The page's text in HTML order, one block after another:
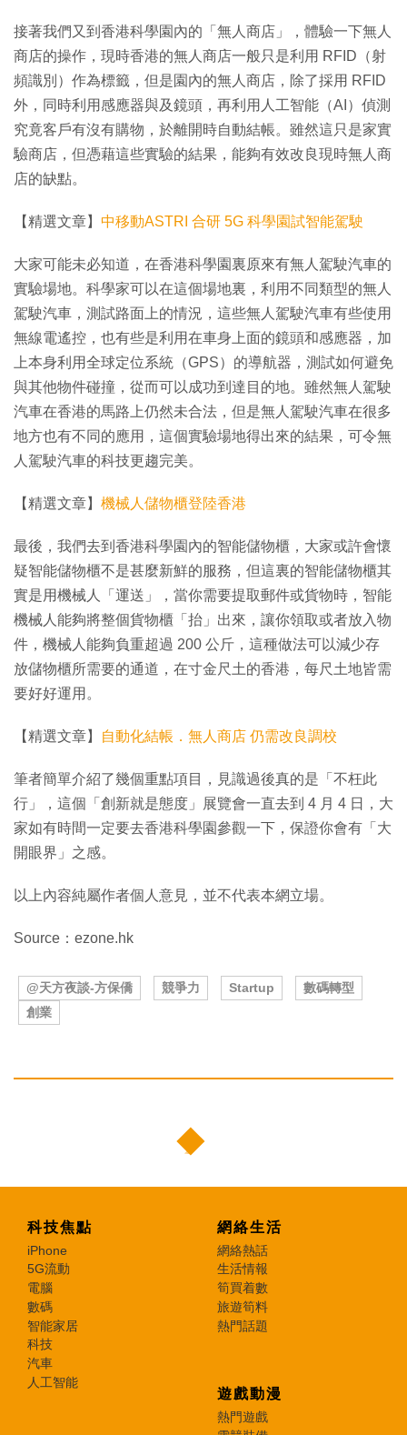
接著我們又到香港科學園內的「無人商店」，體驗一下無人
商店的操作，現時香港的無人商店一般只是利用 RFID（射
頻識別）作為標籤，但是園內的無人商店，除了採用 RFID
外，同時利用感應器與及鏡頭，再利用人工智能（AI）偵測
究竟客戶有沒有購物，於離開時自動結帳。雖然這只是家實
驗商店，但憑藉這些實驗的結果，能夠有效改良現時無人商
店的缺點。
【精選文章】 中移動ASTRI 合研 5G 科學園試智能駕駛
大家可能未必知道，在香港科學園裏原來有無人駕駛汽車的
實驗場地。科學家可以在這個場地裏，利用不同類型的無人
駕駛汽車，測試路面上的情況，這些無人駕駛汽車有些使用
無線電遙控，也有些是利用在車身上面的鏡頭和感應器，加
上本身利用全球定位系統（GPS）的導航器，測試如何避免
與其他物件碰撞，從而可以成功到達目的地。雖然無人駕駛
汽車在香港的馬路上仍然未合法，但是無人駕駛汽車在很多
地方也有不同的應用，這個實驗場地得出來的結果，可令無
人駕駛汽車的科技更趨完美。
【精選文章】 機械人儲物櫃登陸香港
最後，我們去到香港科學園內的智能儲物櫃，大家或許會懷
疑智能儲物櫃不是甚麼新鮮的服務，但這裏的智能儲物櫃其
實是用機械人「運送」，當你需要提取郵件或貨物時，智能
機械人能夠將整個貨物櫃「抬」出來，讓你領取或者放入物
件，機械人能夠負重超過 200 公斤，這種做法可以減少存
放儲物櫃所需要的通道，在寸金尺土的香港，每尺土地皆需
要好好運用。
【精選文章】 自動化結帳．無人商店 仍需改良調校
筆者簡單介紹了幾個重點項目，見識過後真的是「不枉此
行」，這個「創新就是態度」展覽會一直去到 4 月 4 日，大
家如有時間一定要去香港科學園參觀一下，保證你會有「大
開眼界」之感。
以上內容純屬作者個人意見，並不代表本網立場。
Source：ezone.hk
@天方夜談-方保僑 競爭力 Startup
數碼轉型
創業
科技焦點
iPhone
5G流動
電腦
數碼
智能家居
科技
汽車
人工智能
網絡生活
網絡熱話
生活情報
筍買着數
旅遊筍料
熱門話題
遊戲動漫
熱門遊戲